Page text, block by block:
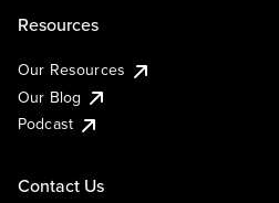
Resources
Our Resources
Our Blog
Podcast
Contact Us